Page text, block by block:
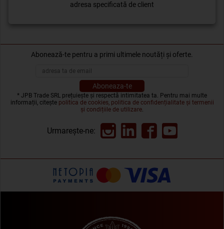
adresa specificată de client
Abonează-te pentru a primi ultimele noutăți și oferte.
* JPB Trade SRL prețuiește și respectă intimitatea ta. Pentru mai multe
informații, citește politica de cookies, politica de confidențialitate și termenii
și condițiile de utilizare.
Urmarește-ne: